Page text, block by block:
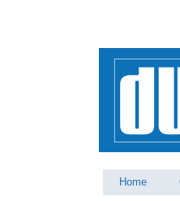
Home